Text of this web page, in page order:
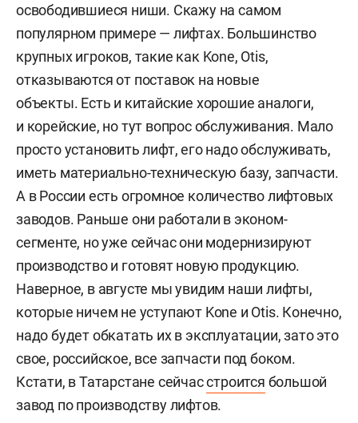
освободившиеся ниши. Скажу на самом
популярном примере — лифтах. Большинство
крупных игроков, такие как Kone, Otis,
отказываются от поставок на новые
объекты. Есть и китайские хорошие аналоги,
и корейские, но тут вопрос обслуживания. Мало
просто установить лифт, его надо обслуживать,
иметь материально-техническую базу, запчасти.
А в России есть огромное количество лифтовых
заводов. Раньше они работали в эконом-
сегменте, но уже сейчас они модернизируют
производство и готовят новую продукцию.
Наверное, в августе мы увидим наши лифты,
которые ничем не уступают Kone и Otis. Конечно,
надо будет обкатать их в эксплуатации, зато это
свое, российское, все запчасти под боком.
Кстати, в Татарстане сейчасстроится большой
завод по производству лифтов.